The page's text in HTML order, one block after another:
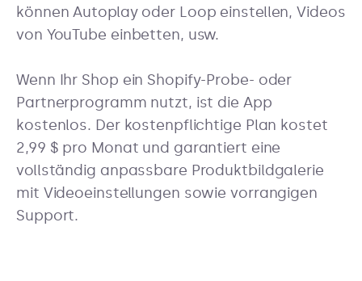
können Autoplay oder Loop einstellen, Videos
von YouTube einbetten, usw.
Wenn Ihr Shop ein Shopify-Probe- oder
Partnerprogramm nutzt, ist die App
kostenlos. Der kostenpflichtige Plan kostet
2,99 $ pro Monat und garantiert eine
vollständig anpassbare Produktbildgalerie
mit Videoeinstellungen sowie vorrangigen
Support.